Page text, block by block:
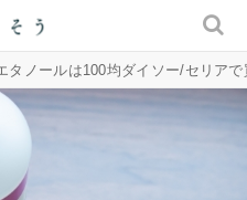
タノールは100均ダイソー/セリア